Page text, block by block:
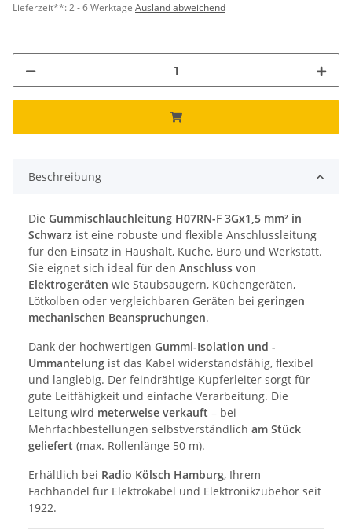
Lieferzeit**:2 - 6 Werktage Ausland abweichend
Beschreibung
Die Gummischlauchleitung H07RN-F 3Gx1,5 mm² in
Schwarz ist eine robuste und flexible Anschlussleitung
für den Einsatz in Haushalt, Küche, Büro und Werkstatt.
Sie eignet sich ideal für den Anschluss von
Elektrogeräten wie Staubsaugern, Küchengeräten,
Lötkolben oder vergleichbaren Geräten bei geringen
mechanischen Beanspruchungen.
Dank der hochwertigen Gummi-Isolation und -
Ummantelung ist das Kabel widerstandsfähig, flexibel
und langlebig. Der feindrähtige Kupferleiter sorgt für
gute Leitfähigkeit und einfache Verarbeitung. Die
Leitung wird meterweise verkauft – bei
Mehrfachbestellungen selbstverständlich am Stück
geliefert (max. Rollenlänge 50 m).
Erhältlich bei Radio Kölsch Hamburg, Ihrem
Fachhandel für Elektrokabel und Elektronikzubehör seit
1922.